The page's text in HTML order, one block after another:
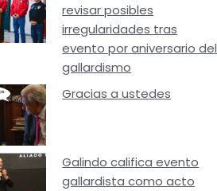
revisar posibles
irregularidades tras
evento por aniversario del
gallardismo
Gracias a ustedes
Galindo califica evento
gallardista como acto